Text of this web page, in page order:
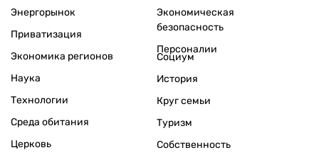
Энергорынок
Приватизация
Экономика регионов
Экономическая
безопасность
Персоналии
Наука
Технологии
Среда обитания
Церковь
Социум
История
Круг семьи
Туризм
Собственность